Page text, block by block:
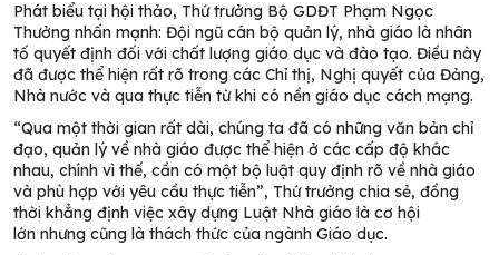
Phát biểu tại hội thảo, Thứ trưởng Bộ GDĐT Phạm Ngọc
Thưởng nhấn mạnh: Đội ngũ cán bộ quản lý, nhà giáo là nhân
tố quyết định đối với chất lượng giáo dục và đào tạo. Điều này
đã được thể hiện rất rõ trong các Chỉ thị, Nghị quyết của Đảng,
Nhà nước và qua thực tiễn từ khi có nền giáo dục cách mạng.
“Qua một thời gian rất dài, chúng ta đã có những văn bản chỉ
đạo, quản lý về nhà giáo được thể hiện ở các cấp độ khác
nhau, chính vì thế, cần có một bộ luật quy định rõ về nhà giáo
và phù hợp với yêu cầu thực tiễn”, Thứ trưởng chia sẻ, đồng
thời khẳng định việc xây dựng Luật Nhà giáo là cơ hội
lớn nhưng cũng là thách thức của ngành Giáo dục.